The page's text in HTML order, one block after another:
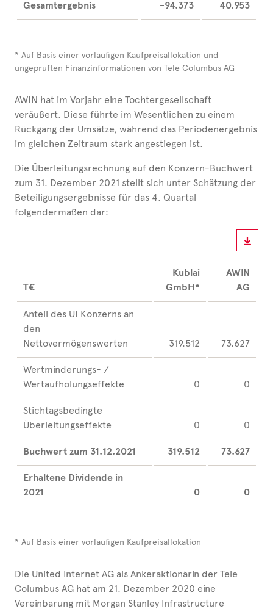
Gesamtergebnis -94.373 40.953
* Auf Basis einer vorläufigen Kaufpreisallokation und
ungeprüften Finanzinformationen von Tele Columbus AG
AWIN hat im Vorjahr eine Tochtergesellschaft
veräußert. Diese führte im Wesentlichen zu einem
Rückgang der Umsätze, während das Periodenergebnis
im gleichen Zeitraum stark angestiegen ist.
Die Überleitungsrechnung auf den Konzern-Buchwert
zum 31. Dezember 2021 stellt sich unter Schätzung der
Beteiligungsergebnisse für das 4. Quartal
folgendermaßen dar:
T€
Kublai
GmbH*
AWIN
AG
Anteil des UI Konzerns an
den
Nettovermögenswerten
319.512 73.627
Wertminderungs- /
Wertaufholungseffekte
0 0
Stichtagsbedingte
Überleitungseffekte
0 0
Buchwert zum 31.12.2021 319.512 73.627
Erhaltene Dividende in
2021
0 0
* Auf Basis einer vorläufigen Kaufpreisallokation
Die United Internet AG als Ankeraktionärin der Tele
Columbus AG hat am 21. Dezember 2020 eine
Vereinbarung mit Morgan Stanley Infrastructure